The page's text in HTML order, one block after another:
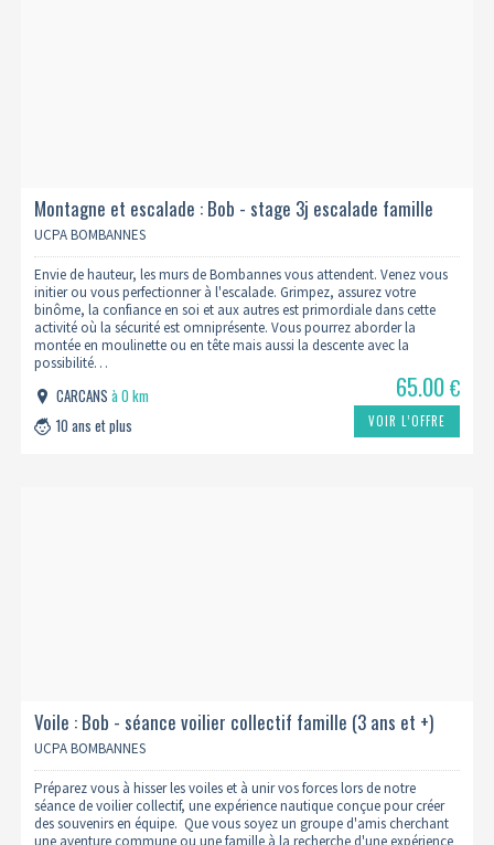
Montagne et escalade : Bob - stage 3j escalade famille
(10 ans et +)
UCPA BOMBANNES
Envie de hauteur, les murs de Bombannes vous attendent. Venez vous
initier ou vous perfectionner à l'escalade. Grimpez, assurez votre
binôme, la confiance en soi et aux autres est primordiale dans cette
activité où la sécurité est omniprésente. Vous pourrez aborder la
montée en moulinette ou en tête mais aussi la descente avec la
possibilité…
CARCANSà 0 km
10 ans et plus
65.00€
VOIR L’OFFRE
Voile : Bob - séance voilier collectif famille (3 ans et +)
UCPA BOMBANNES
Préparez vous à hisser les voiles et à unir vos forces lors de notre
séance de voilier collectif, une expérience nautique conçue pour créer
des souvenirs en équipe. Que vous soyez un groupe d'amis cherchant
une aventure commune ou une famille à la recherche d'une expérience